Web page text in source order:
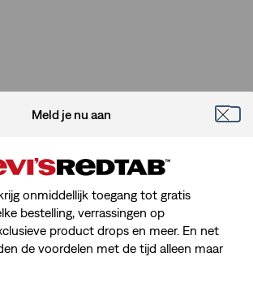
Meld je nu aan
onmiddellijk toegang tot gratis
bestelling, verrassingen op
product drops en meer. En net
de voordelen met de tijd alleen maar